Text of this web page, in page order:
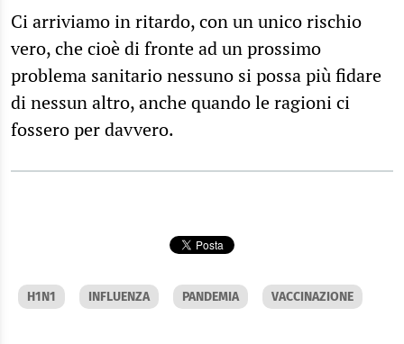
Ci arriviamo in ritardo, con un unico rischio
vero, che cioè di fronte ad un prossimo
problema sanitario nessuno si possa più fidare
di nessun altro, anche quando le ragioni ci
fossero per davvero.
H1N1 INFLUENZA PANDEMIA VACCINAZIONE